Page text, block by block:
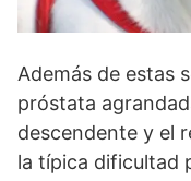
Además de estas
próstata
descendente y el
la típica dificultad